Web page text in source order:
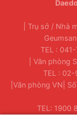
| Trụ sở / Nhà
TEL :
| Văn phòng
TEL :
|Văn phòng VN|
TEL: 1900